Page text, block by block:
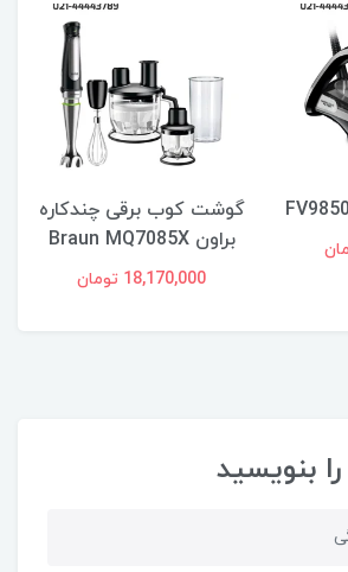
گوشت کوب برقی چندکاره
براون Braun MQ7085X
18,170,000 تومان
بنویسید